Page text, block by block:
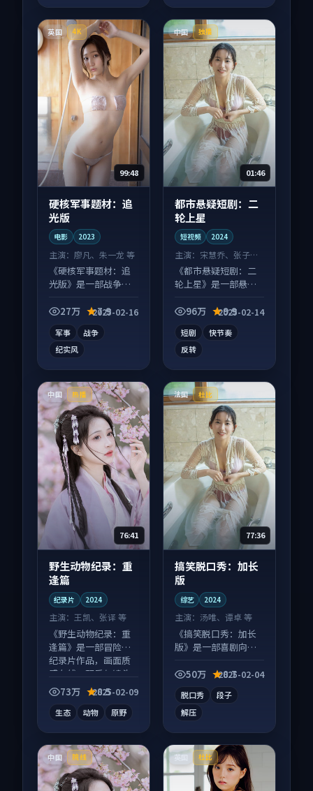
英国 4K
99:48
硬核军事题材：追
光版
电影 2023
主演： 廖凡、朱一龙 等
《硬核军事题材：追
光版》是一部战争向
长为内核，情感戏份
27万 7.9
2025-02-16
军事
战争
纪实风
中国 独播
01:46
都市悬疑短剧：二
轮上星
短视频 2024
主演： 宋慧乔、张子枫
等
《都市悬疑短剧：二
轮上星》是一部悬疑
持续发酵，适合周末
96万 9.9
2025-02-14
短剧
快节奏
反转
中国 热播
76:41
野生动物纪录：重
逢篇
纪录片 2024
主演： 王凯、张译 等
《野生动物纪录：重
逢篇》是一部冒险向
纪录片作品，画面质
感在线，配乐与镜头
配合度高。
73万 8.5
2025-02-09
生态 动物 原野
法国 杜比
77:36
搞笑脱口秀：加长
版
综艺 2024
主演： 汤唯、谭卓 等
《搞笑脱口秀：加长
版》是一部喜剧向综
行，细节值得二刷回
50万 8.7
2025-02-04
脱口秀
段子
解压
中国 院线 英国 杜比